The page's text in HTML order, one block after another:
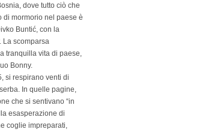
dove tutto ciò che
di mormorio nel paese è
Buntić, con la
La scomparsa
tranquilla vita di paese,
Bonny.
si respirano venti di
In quelle pagine,
che si sentivano “in
esasperazione di
coglie impreparati,